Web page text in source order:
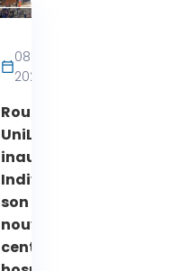
08 juin
2026
Rouen :
UniLaSalle
inaugure
Indivisa,
son
nouveau
centre